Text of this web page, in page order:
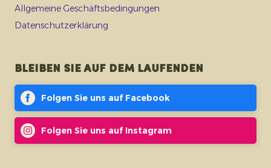
Allgemeine Geschäftsbedingungen
Datenschutzerklärung
Bleiben Sie auf dem Laufenden
Folgen Sie uns auf Facebook
Folgen Sie uns auf Instagram